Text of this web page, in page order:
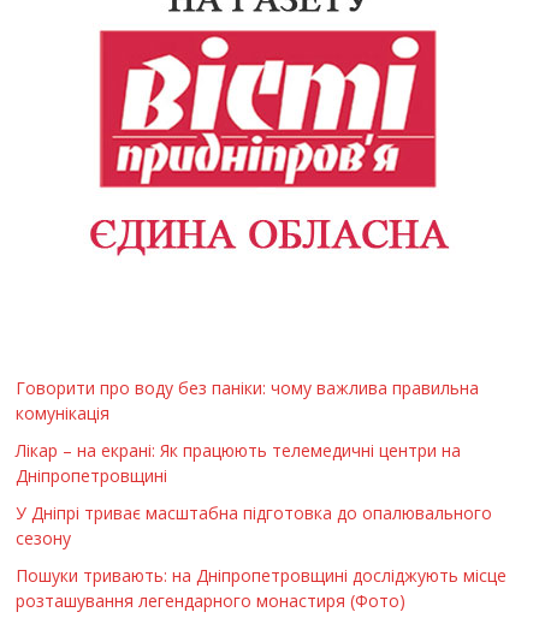
Говорити про воду без паніки: чому важлива правильна
комунікація
Лікар – на екрані: Як працюють телемедичні центри на
Дніпропетровщині
У Дніпрі триває масштабна підготовка до опалювального
сезону
Пошуки тривають: на Дніпропетровщині досліджують місце
розташування легендарного монастиря (Фото)